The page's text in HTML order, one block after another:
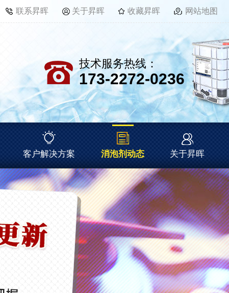
联系昇晖 关于昇晖 收藏昇晖 网站地图
技术服务热线：
173-2272-0236
客户解决方案 消泡剂动态 关于昇晖